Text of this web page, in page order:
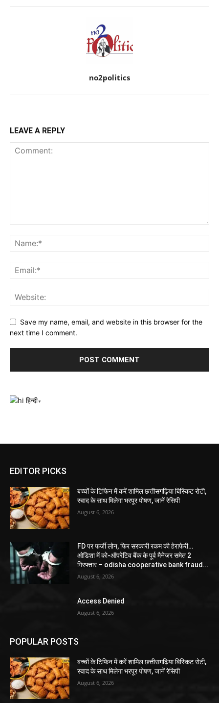
no2politics
LEAVE A REPLY
Save my name, email, and website in this browser for the
next time I comment.
हिन्दी▼
EDITOR PICKS
बच्चों के टिफिन में करें शामिल छत्तीसगढ़िया बिस्किट रोटी,
स्वाद के साथ मिलेगा भरपूर पोषण, जानें रेसिपी
August 6, 2026
FD पर फर्जी लोन, फिर सरकारी रकम की हेराफेरी…
ओडिशा में को-ऑपरेटिव बैंक के पूर्व मैनेजर समेत 2
गिरफ्तार – odisha cooperative bank fraud...
August 6, 2026
Access Denied
August 6, 2026
POPULAR POSTS
बच्चों के टिफिन में करें शामिल छत्तीसगढ़िया बिस्किट रोटी,
स्वाद के साथ मिलेगा भरपूर पोषण, जानें रेसिपी
August 6, 2026